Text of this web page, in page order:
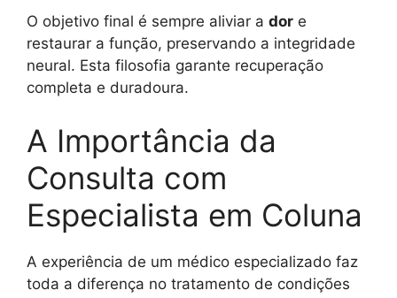
O objetivo final é sempre aliviar a dor e
restaurar a função, preservando a integridade
neural. Esta filosofia garante recuperação
completa e duradoura.
A Importância da
Consulta com
Especialista em Coluna
A experiência de um médico especializado faz
toda a diferença no tratamento de condições